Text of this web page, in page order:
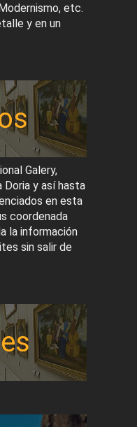
etc.
y en un
Galery,
Doria y así hasta
en esta
coordenada
la información
sin salir de